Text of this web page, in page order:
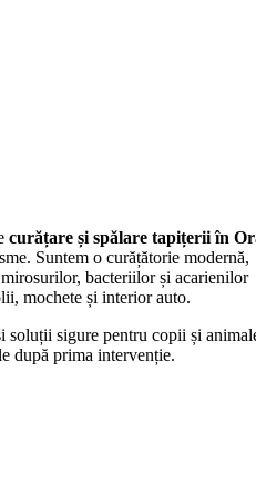
curățare și spălare tapițerii în
Suntem o curățătorie modernă,
bacteriilor și acarienilor
mochete și interior auto.
soluții sigure pentru copii și
după prima intervenție.